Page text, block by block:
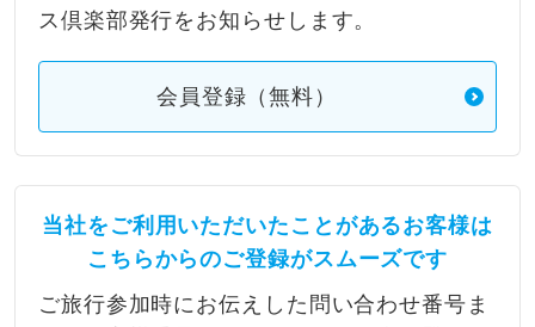
ス倶楽部発行をお知らせします。
会員登録（無料）
当社をご利用いただいたことがあるお客様は
こちらからのご登録がスムーズです
ご旅行参加時にお伝えした問い合わせ番号ま